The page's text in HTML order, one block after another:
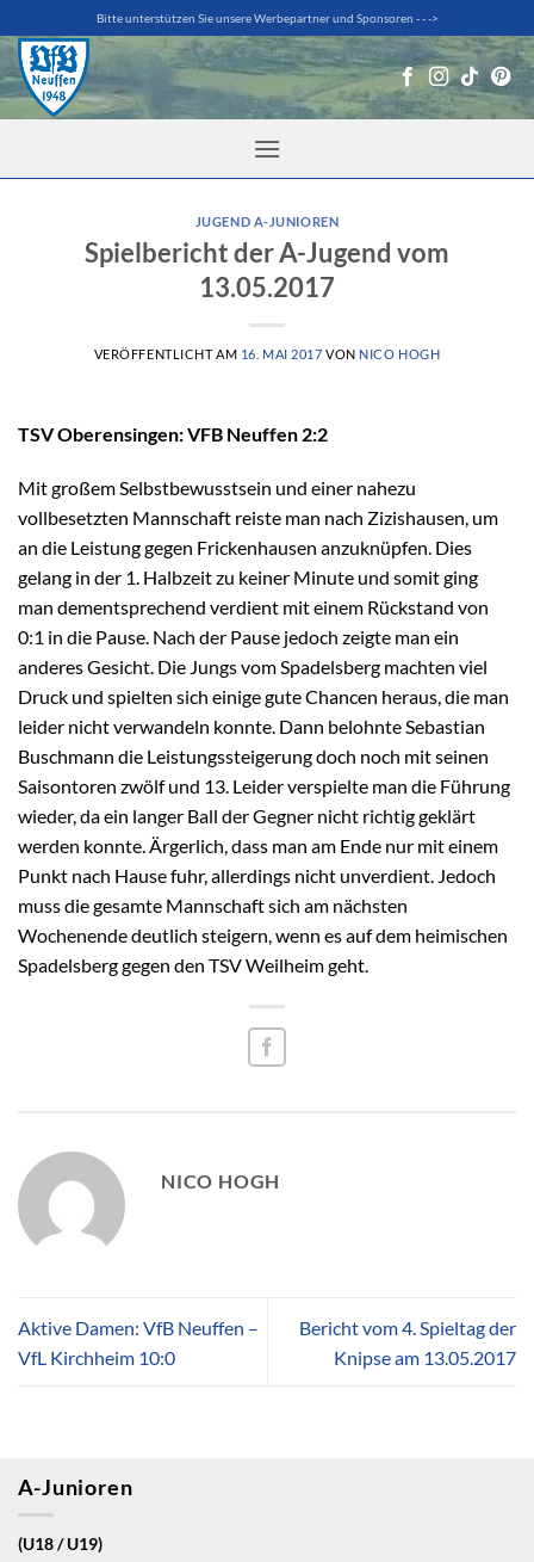
Inhalt
springen
Bitte unterstützen Sie unsere Werbepartner und Sponsoren - - ->
JUGEND A-JUNIOREN
Spielbericht der A-Jugend vom
13.05.2017
VERÖFFENTLICHT AM 16. MAI 2017 VON NICO HOGH
TSV Oberensingen: VFB Neuffen 2:2
Mit großem Selbstbewusstsein und einer nahezu
vollbesetzten Mannschaft reiste man nach Zizishausen, um
an die Leistung gegen Frickenhausen anzuknüpfen. Dies
gelang in der 1. Halbzeit zu keiner Minute und somit ging
man dementsprechend verdient mit einem Rückstand von
0:1 in die Pause. Nach der Pause jedoch zeigte man ein
anderes Gesicht. Die Jungs vom Spadelsberg machten viel
Druck und spielten sich einige gute Chancen heraus, die man
leider nicht verwandeln konnte. Dann belohnte Sebastian
Buschmann die Leistungssteigerung doch noch mit seinen
Saisontoren zwölf und 13. Leider verspielte man die Führung
wieder, da ein langer Ball der Gegner nicht richtig geklärt
werden konnte. Ärgerlich, dass man am Ende nur mit einem
Punkt nach Hause fuhr, allerdings nicht unverdient. Jedoch
muss die gesamte Mannschaft sich am nächsten
Wochenende deutlich steigern, wenn es auf dem heimischen
Spadelsberg gegen den TSV Weilheim geht.
NICO HOGH
Aktive Damen: VfB Neuffen –
VfL Kirchheim 10:0
Bericht vom 4. Spieltag der
Knipse am 13.05.2017
A-Junioren
(U18 / U19)